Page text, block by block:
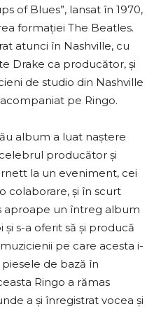
of Blues”, lansat în 1970,
formației The Beatles.
atunci în Nashville, cu
Drake ca producător, și
de studio din Nashville
pe Ringo.
album a luat naștere
producător și
la un eveniment, cei
colaborare, și în scurt
aproape un întreg album
s-a oferit să și producă
pe care acesta i-
de bază în
Ringo a rămas
a și înregistrat vocea și